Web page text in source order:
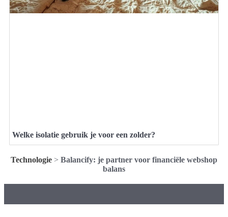
Welke isolatie gebruik je voor een zolder?
Technologie > Balancify: je partner voor financiële webshop
balans